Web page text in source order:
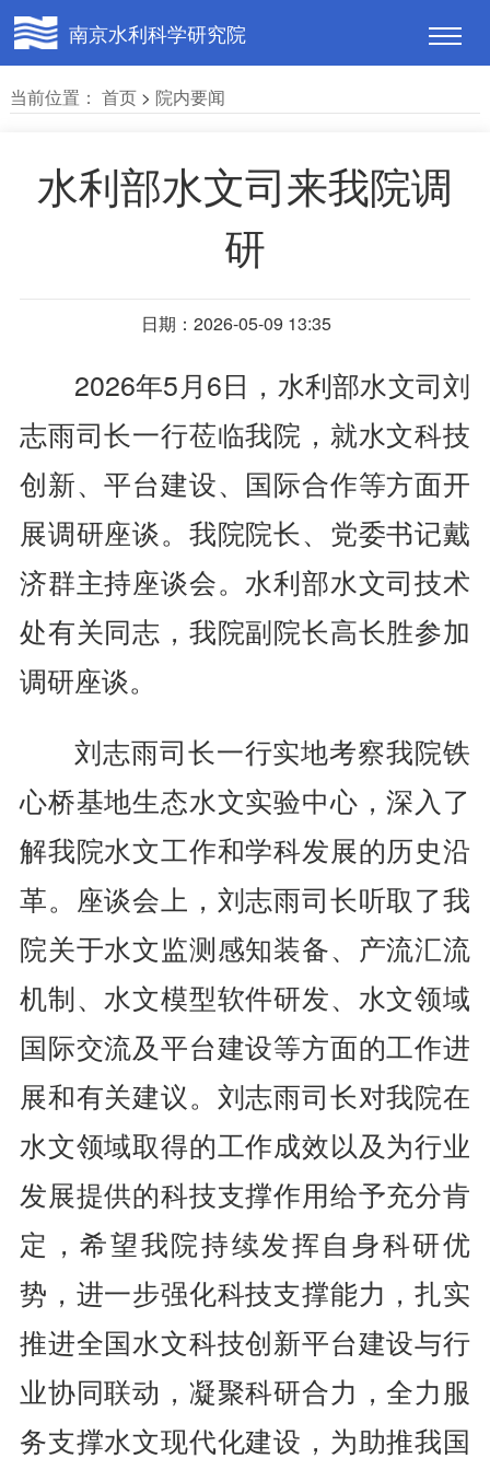
南京水利科学研究院
当前位置： 首页> 院内要闻
水利部水文司来我院调
研
日期：2026-05-09 13:35
2026年5月6日，水利部水文司刘
志雨司长一行莅临我院，就水文科技
创新、平台建设、国际合作等方面开
展调研座谈。我院院长、党委书记戴
济群主持座谈会。水利部水文司技术
处有关同志，我院副院长高长胜参加
调研座谈。
刘志雨司长一行实地考察我院铁
心桥基地生态水文实验中心，深入了
解我院水文工作和学科发展的历史沿
革。座谈会上，刘志雨司长听取了我
院关于水文监测感知装备、产流汇流
机制、水文模型软件研发、水文领域
国际交流及平台建设等方面的工作进
展和有关建议。刘志雨司长对我院在
水文领域取得的工作成效以及为行业
发展提供的科技支撑作用给予充分肯
定，希望我院持续发挥自身科研优
势，进一步强化科技支撑能力，扎实
推进全国水文科技创新平台建设与行
业协同联动，凝聚科研合力，全力服
务支撑水文现代化建设，为助推我国